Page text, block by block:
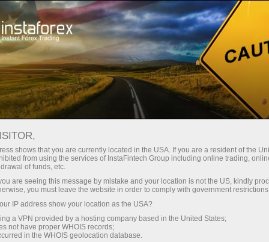
通过InstaForex获得真正竞争力的机
点差和手续费，以及股票和指数交
易的优惠条件
最低
每笔存款
30%奖金
交易速度
与赛道速度
shows that you are currently located in the USA. If you are a resident of the
from using the services of InstaFintech Group including online trading,
of funds, etc.
are seeing this message by mistake and your location is not the US, kindly
you must leave the website in order to comply with government
IP address show your location as the USA?
a VPN provided by a hosting company based in the United States;
not have proper WHOIS records;
in the WHOIS geolocation database.